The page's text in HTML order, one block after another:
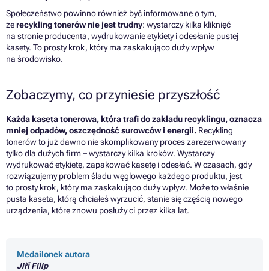
Społeczeństwo powinno również być informowane o tym,
żerecykling tonerów nie jest trudny: wystarczy kilka kliknięć
na stronie producenta, wydrukowanie etykiety i odesłanie pustej
kasety. To prosty krok, który ma zaskakująco duży wpływ
na środowisko.
Zobaczymy, co przyniesie przyszłość
Każda kaseta tonerowa, która trafi do zakładu recyklingu, oznacza
mniej odpadów, oszczędność surowców i energii. Recykling
tonerów to już dawno nie skomplikowany proces zarezerwowany
tylko dla dużych firm – wystarczy kilka kroków. Wystarczy
wydrukować etykietę, zapakować kasetę i odesłać. W czasach, gdy
rozwiązujemy problem śladu węglowego każdego produktu, jest
to prosty krok, który ma zaskakująco duży wpływ. Może to właśnie
pusta kaseta, którą chciałeś wyrzucić, stanie się częścią nowego
urządzenia, które znowu posłuży ci przez kilka lat.
Medailonek autora
Jiří Filip